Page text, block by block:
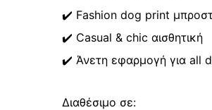
✔️ Fashion dog print
✔️ Casual & chic αισθητική
✔️ Άνετη εφαρμογή για all
Διαθέσιμο σε: